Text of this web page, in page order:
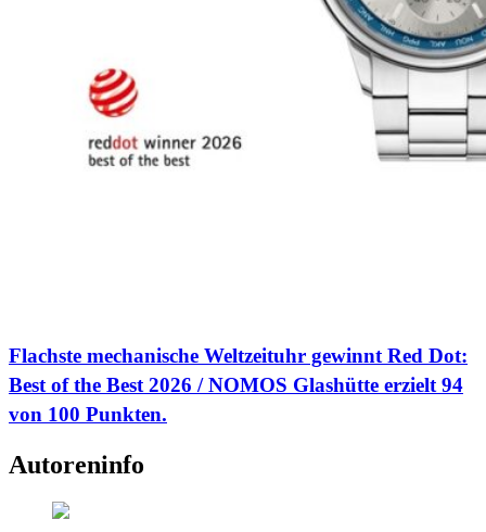
Flachste mechanische Weltzeituhr gewinnt Red Dot:
Best of the Best 2026 / NOMOS Glashütte erzielt 94
von 100 Punkten.
Autoreninfo